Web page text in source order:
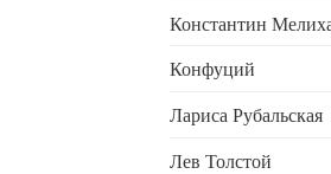
Константин
Конфуций
Лариса Рубальская
Лев Толстой